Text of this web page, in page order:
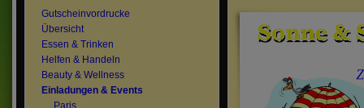
Gutscheinvordrucke
Übersicht
Essen & Trinken
Helfen & Handeln
Beauty & Wellness
Einladungen & Events
Paris